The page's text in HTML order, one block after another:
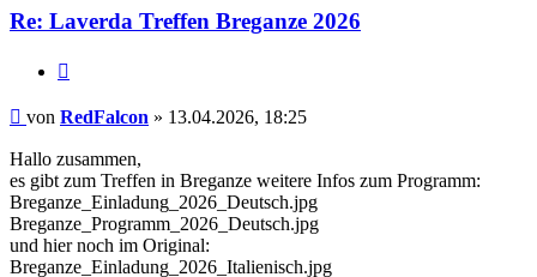
Re: Laverda Treffen Breganze 2026
Beitrag
von RedFalcon » 13.04.2026, 18:25
Hallo zusammen,
es gibt zum Treffen in Breganze weitere Infos zum Programm:
Breganze_Einladung_2026_Deutsch.jpg
Breganze_Programm_2026_Deutsch.jpg
und hier noch im Original:
Breganze_Einladung_2026_Italienisch.jpg